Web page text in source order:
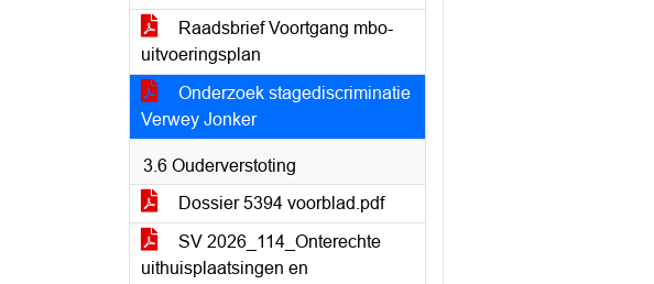
Raadsbrief Voortgang mbo-
uitvoeringsplan
Onderzoek stagediscriminatie
Verwey Jonker
3.6 Ouderverstoting
Dossier 5394 voorblad.pdf
SV 2026_114_Onterechte
uithuisplaatsingen en